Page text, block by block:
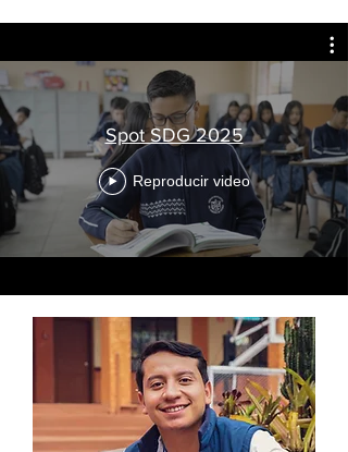
Spot SDG 2025
Reproducir video